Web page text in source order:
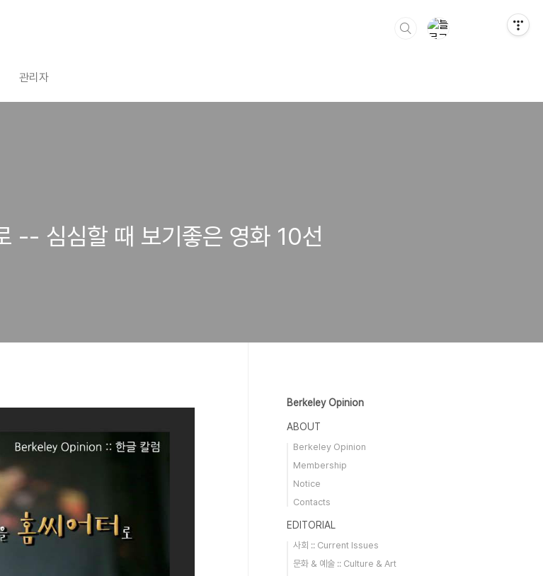
관리자
-- 심심할 때 보기좋은 영화 10선
Berkeley Opinion
ABOUT
Berkeley Opinion
Membership
Notice
Contacts
EDITORIAL
사회 :: Current Issues
문화 & 예술 :: Culture & Art